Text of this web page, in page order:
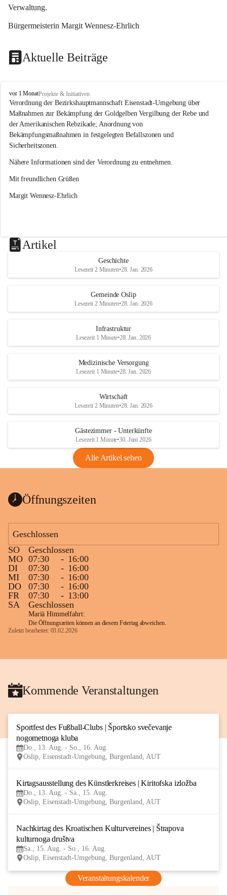
Verwaltung.
Bürgermeisterin Margit Wennesz-Ehrlich
Aktuelle Beiträge
O
s
l
i
p
vor 1 MonatProjekte & Initiativen
Verordnung der Bezirkshauptmannschaft Eisenstadt-Umgebung über
Maßnahmen zur Bekämpfung der Goldgelben Vergilbung der Rebe und
der Amerikanischen Rebzikade; Anordnung von
Bekämpfungsmaßnahmen in festgelegten Befallszonen und
Sicherheitszonen.
Nähere Informationen sind der Verordnung zu entnehmen.
Mit freundlichen Grüßen
Margit Wennesz-Ehrlich
Artikel
Geschichte
Lesezeit 2 Minuten•28. Jan. 2026
Gemeinde Oslip
Lesezeit 2 Minuten•28. Jan. 2026
Infrastruktur
Lesezeit 1 Minute•28. Jan. 2026
Medizinische Versorgung
Lesezeit 1 Minute•28. Jan. 2026
Wirtschaft
Lesezeit 2 Minuten•28. Jan. 2026
Gästezimmer - Unterkünfte
Lesezeit 1 Minute•30. Juni 2026
Alle Artikel sehen
Öffnungszeiten
Geschlossen
SO
Geschlossen
MO 07:30 - 16:00
DI
07:30 - 16:00
MI
07:30 - 16:00
DO
07:30 - 16:00
FR
07:30 - 13:00
SA
Geschlossen
Mariä Himmelfahrt:
Die Öffnungszeiten können an diesem Feiertag abweichen.
Zuletzt bearbeitet: 03.02.2026
Kommende Veranstaltungen
Sportfest des Fußball-Clubs | Športsko svečevanje
nogometnoga kluba
Do., 13. Aug. - So., 16. Aug.
Oslip, Eisenstadt-Umgebung, Burgenland, AUT
Kirtagsausstellung des Künstlerkreises | Kiritofska izložba
Do., 13. Aug. - Sa., 15. Aug.
Oslip, Eisenstadt-Umgebung, Burgenland, AUT
Nachkirtag des Kroatischen Kulturvereines | Štrapova
kulturnoga društva
Sa., 15. Aug. - So., 16. Aug.
Oslip, Eisenstadt-Umgebung, Burgenland, AUT
Veranstaltungskalender